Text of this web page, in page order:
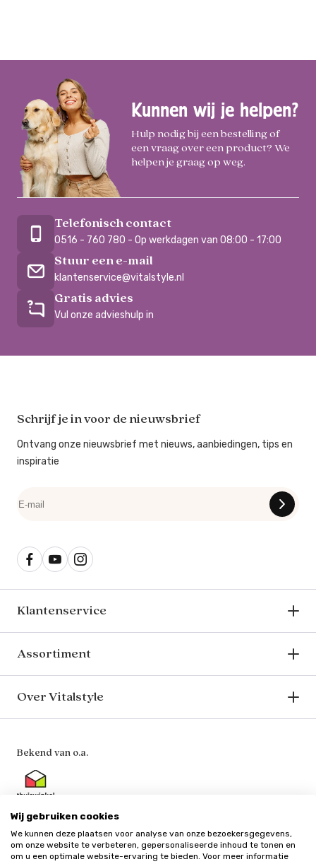
Kunnen wij je helpen?
Hulp nodig bij een bestelling of
een vraag over een product? We
helpen je graag op weg.
Telefonisch contact
0516 - 760 780 - Op werkdagen van 08:00 - 17:00
Stuur een e-mail
klantenservice@vitalstyle.nl
Gratis advies
Vul onze advieshulp in
Schrijf je in voor de nieuwsbrief
Ontvang onze nieuwsbrief met nieuws, aanbiedingen, tips en
inspiratie
Klantenservice
Assortiment
Over Vitalstyle
Bekend van o.a.
Veilig en vertrouwd
Wij gebruiken cookies
We kunnen deze plaatsen voor analyse van onze bezoekersgegevens,
om onze website te verbeteren, gepersonaliseerde inhoud te tonen en
om u een optimale website-ervaring te bieden. Voor meer informatie